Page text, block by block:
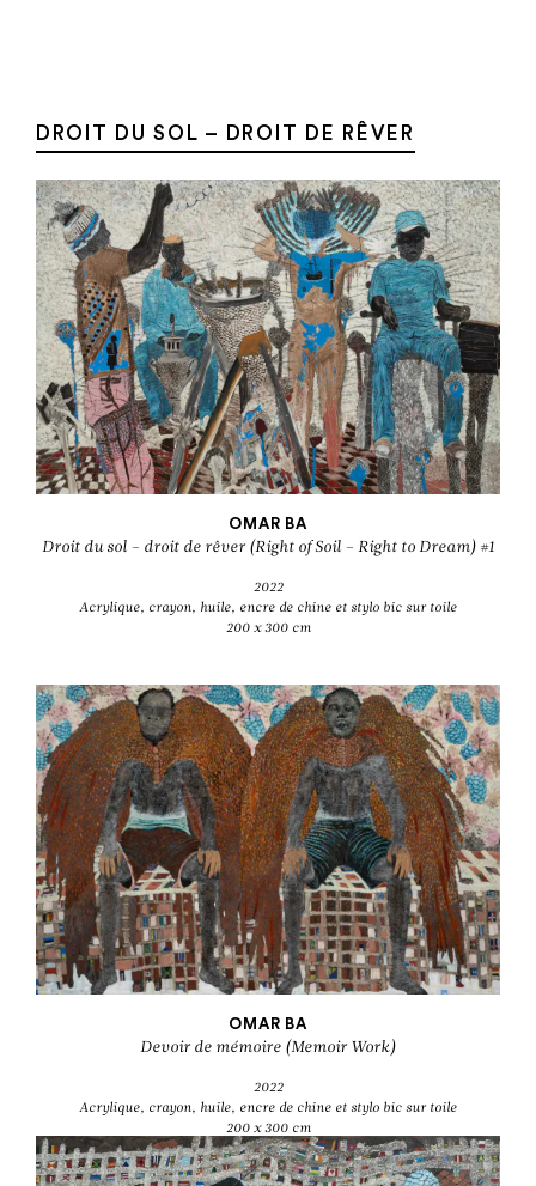
DROIT DU SOL – DROIT DE RÊVER
OMAR BA
Droit du sol – droit de rêver (Right of Soil – Right to Dream) #1
2022
Acrylique, crayon, huile, encre de chine et stylo bic sur toile
200 x 300 cm
OMAR BA
Devoir de mémoire (Memoir Work)
2022
Acrylique, crayon, huile, encre de chine et stylo bic sur toile
200 x 300 cm